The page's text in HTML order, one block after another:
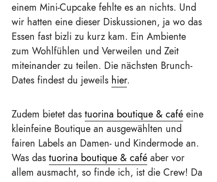
einem Mini-Cupcake fehlte es an nichts. Und
wir hatten eine dieser Diskussionen, ja wo das
Essen fast bizli zu kurz kam. Ein Ambiente
zum Wohlfühlen und Verweilen und Zeit
miteinander zu teilen. Die nächsten Brunch-
Dates findest du jeweils hier.
Zudem bietet das tuorina boutique & café eine
kleinfeine Boutique an ausgewählten und
fairen Labels an Damen- und Kindermode an.
Was das tuorina boutique & café aber vor
allem ausmacht, so finde ich, ist die Crew! Da